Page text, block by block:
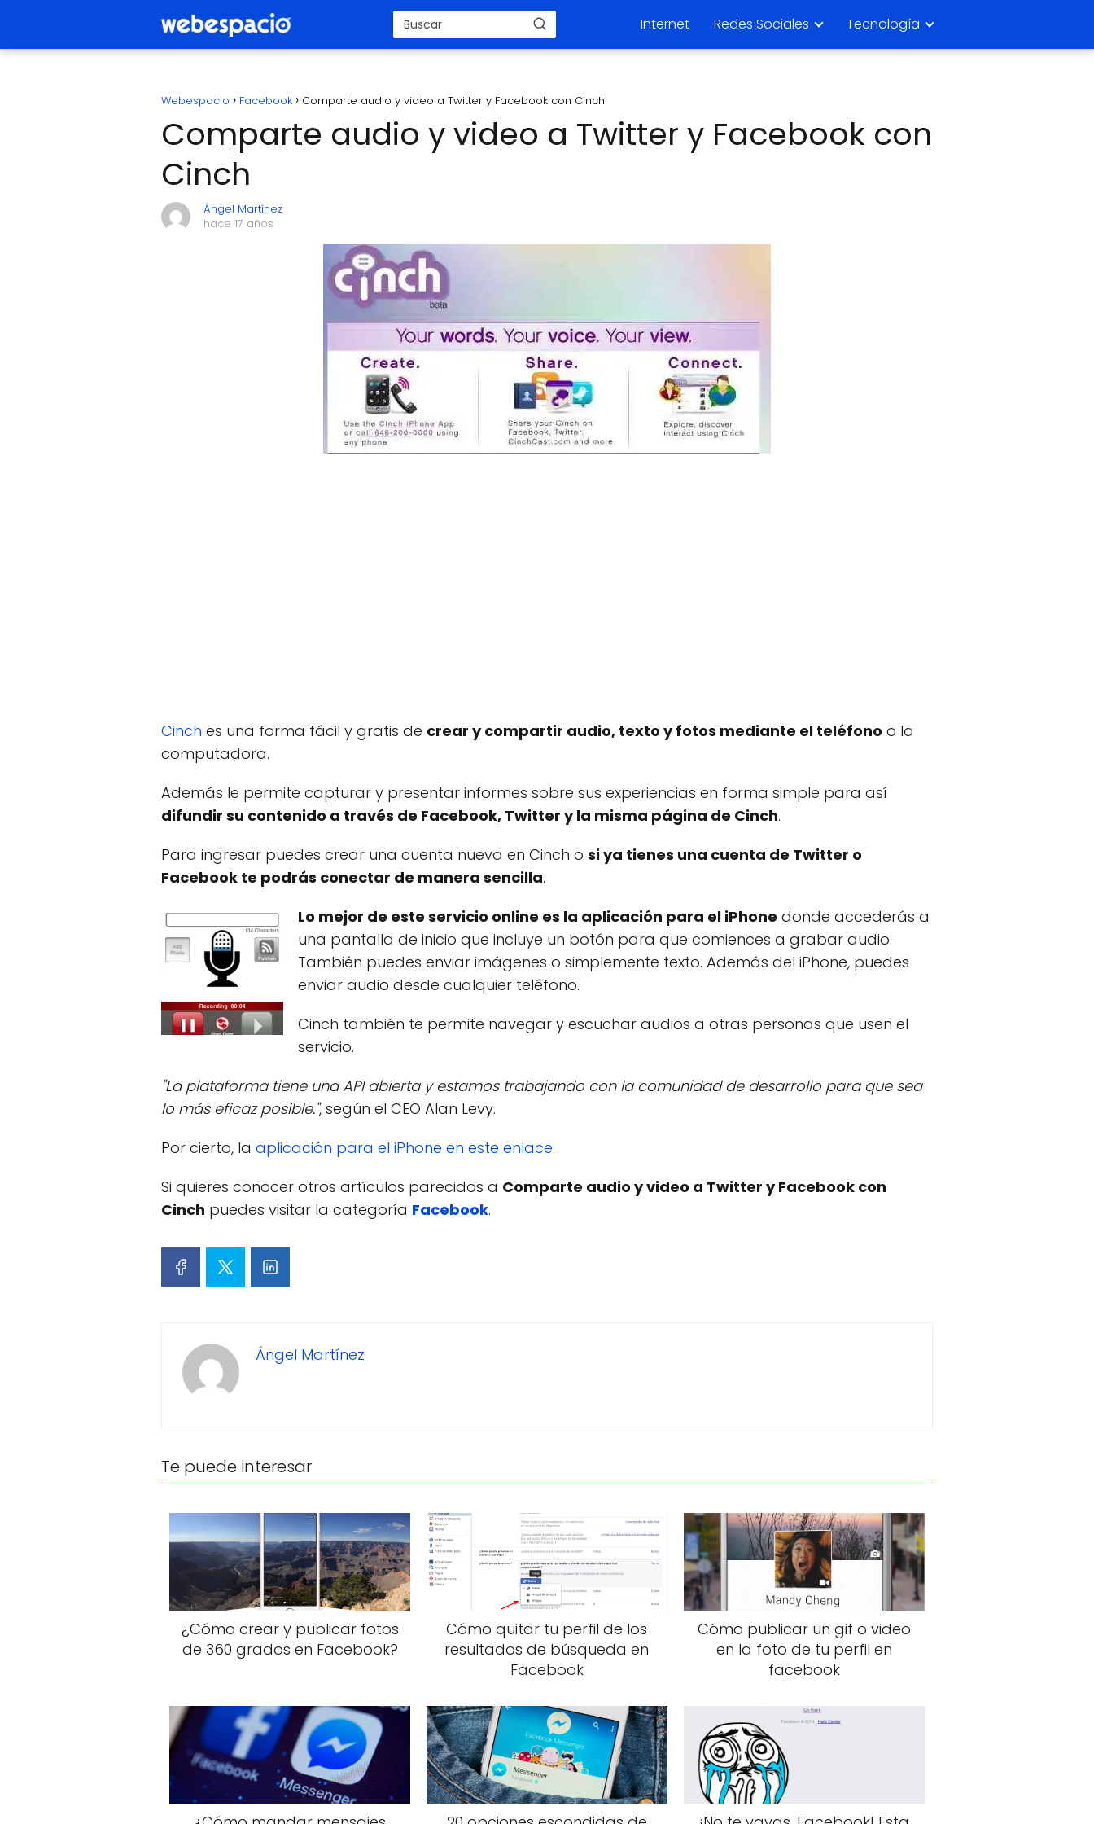
Internet Redes Sociales Tecnología
Webespacio Facebook Comparte audio y video a Twitter y Facebook con Cinch
Comparte audio y video a Twitter y Facebook con
Cinch
Ángel Martínez
hace 17 años
Cinch es una forma fácil y gratis de crear y compartir audio, texto y fotos mediante el teléfono o la
computadora.
Además le permite capturar y presentar informes sobre sus experiencias en forma simple para así
difundir su contenido a través de Facebook, Twitter y la misma página de Cinch.
Para ingresar puedes crear una cuenta nueva en Cinch o si ya tienes una cuenta de Twitter o
Facebook te podrás conectar de manera sencilla.
Lo mejor de este servicio online es la aplicación para el iPhone donde accederás a
una pantalla de inicio que incluye un botón para que comiences a grabar audio.
También puedes enviar imágenes o simplemente texto. Además del iPhone, puedes
enviar audio desde cualquier teléfono.
Cinch también te permite navegar y escuchar audios a otras personas que usen el
servicio.
"La plataforma tiene una API abierta y estamos trabajando con la comunidad de desarrollo para que sea
lo más eficaz posible.", según el CEO Alan Levy.
Por cierto, la aplicación para el iPhone en este enlace.
Si quieres conocer otros artículos parecidos a Comparte audio y video a Twitter y Facebook con
Cinch puedes visitar la categoría Facebook.
Ángel Martínez
Te puede interesar
¿Cómo crear y publicar fotos
de 360 grados en Facebook?
Cómo quitar tu perfil de los
resultados de búsqueda en
Facebook
Cómo publicar un gif o video
en la foto de tu perfil en
facebook